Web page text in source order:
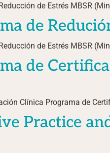
de Estrés MBSR
de
de Estrés MBSR
de
Clínica Programa de
Practice